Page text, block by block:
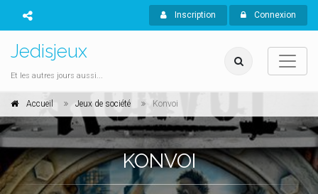
Inscription Connexion
Jedisjeux
Et les autres jours aussi...
Accueil Jeux de société Konvoi
KONVOI